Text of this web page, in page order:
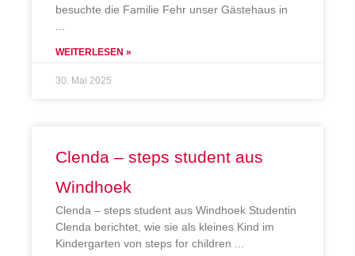
besuchte die Familie Fehr unser Gästehaus in
WEITERLESEN »
30. Mai 2025
Clenda – steps student aus
Windhoek
Clenda – steps student aus Windhoek Studentin
Clenda berichtet, wie sie als kleines Kind im
Kindergarten von steps for children